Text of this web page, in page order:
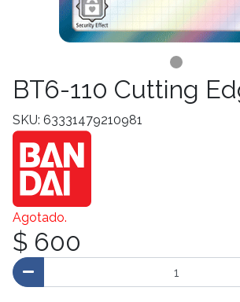
BT6-110 Cutting
SKU: 63331479210981
Agotado.
$ 600